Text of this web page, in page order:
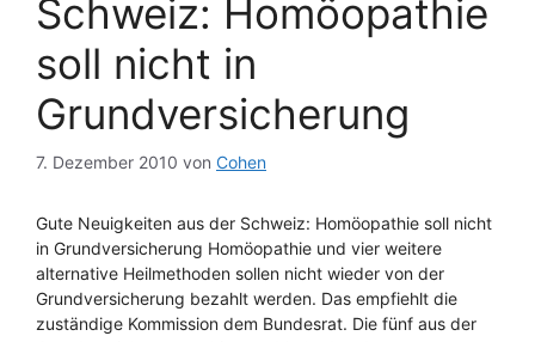
Schweiz: Homöopathie
soll nicht in
Grundversicherung
7. Dezember 2010 von Cohen
Gute Neuigkeiten aus der Schweiz: Homöopathie soll nicht
in Grundversicherung Homöopathie und vier weitere
alternative Heilmethoden sollen nicht wieder von der
Grundversicherung bezahlt werden. Das empfiehlt die
zuständige Kommission dem Bundesrat. Die fünf aus der